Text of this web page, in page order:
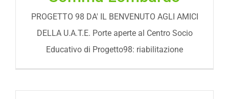
PROGETTO 98 DA' IL BENVENUTO AGLI AMICI
DELLA U.A.T.E. Porte aperte al Centro Socio
Educativo di Progetto98: riabilitazione